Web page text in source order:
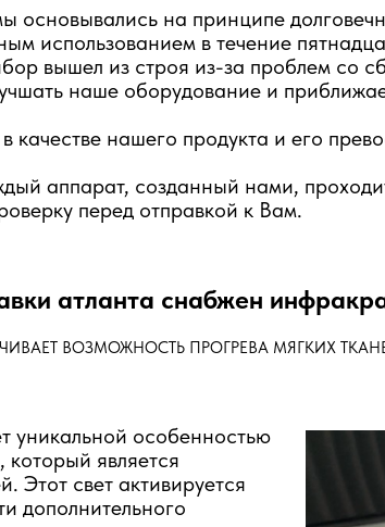
основывались на принципе
использованием в течение
вышел из строя из-за проблем со
наше оборудование и
качестве нашего продукта и его
аппарат, созданный нами,
перед отправкой к Вам.
атланта снабжен
ВОЗМОЖНОСТЬ ПРОГРЕВА МЯГКИХ
уникальной особенностью
является
Этот свет активируется
дополнительного